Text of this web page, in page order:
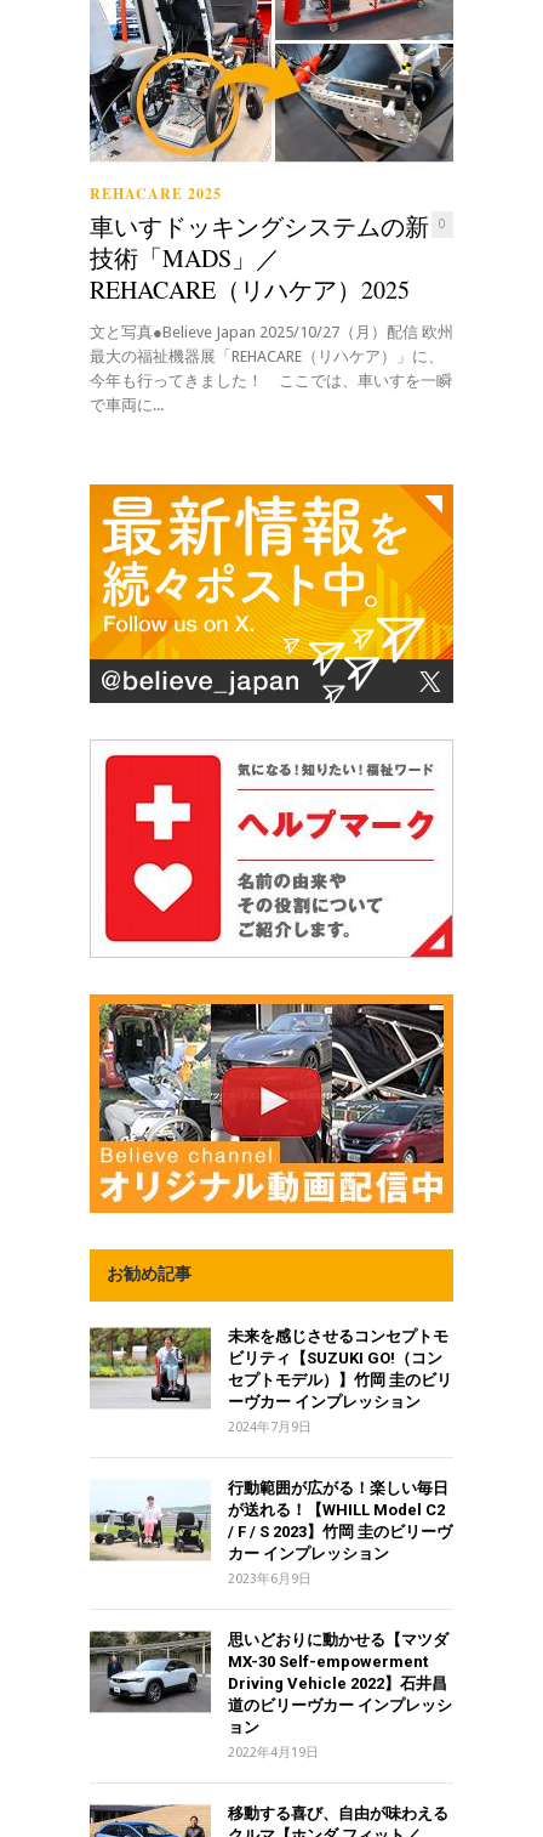
REHACARE 2025
0
車いすドッキングシステムの新
技術「MADS」／
REHACARE（リハケア）2025
文と写真●Believe Japan 2025/10/27（月）配信 欧州
最大の福祉機器展「REHACARE（リハケア）」に、
今年も行ってきました！ ここでは、車いすを一瞬
で車両に...
お勧め記事
未来を感じさせるコンセプトモ
ビリティ【SUZUKI GO!（コン
セプトモデル）】竹岡 圭のビリ
ーヴカー インプレッション
2024年7月9日
行動範囲が広がる！楽しい毎日
が送れる！【WHILL Model C2
/ F / S 2023】竹岡 圭のビリーヴ
カー インプレッション
2023年6月9日
思いどおりに動かせる【マツダ
MX-30 Self-empowerment
Driving Vehicle 2022】石井昌
道のビリーヴカー インプレッシ
ョン
2022年4月19日
移動する喜び、自由が味わえる